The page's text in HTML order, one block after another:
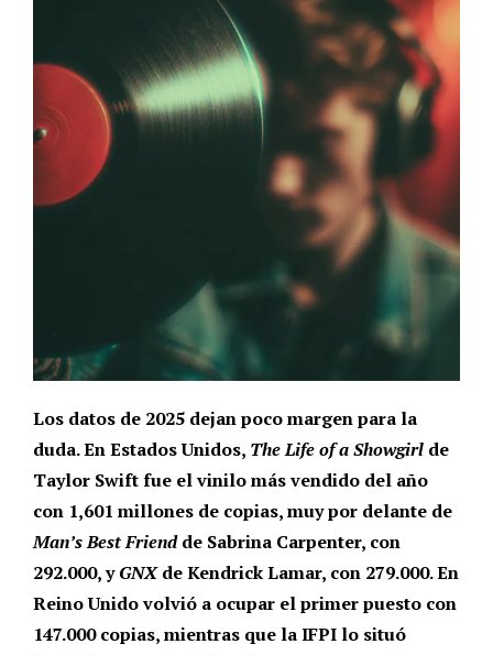
Los datos de 2025 dejan poco margen para la
duda. En Estados Unidos, The Life of a Showgirl de
Taylor Swift fue el vinilo más vendido del año
con 1,601 millones de copias, muy por delante de
Man’s Best Friendde Sabrina Carpenter, con
292.000, yGNXde Kendrick Lamar, con 279.000. En
Reino Unido volvió a ocupar el primer puesto con
147.000 copias, mientras que la IFPI lo situó